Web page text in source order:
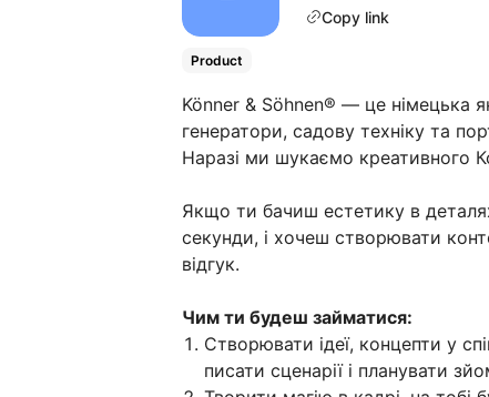
Copy link
Product
Könner & Söhnen® — це німецька
генератори, садову техніку та
Наразі ми шукаємо креативного
Якщо ти бачиш естетику в
секунди, і хочеш створювати
відгук.
Чим ти будеш займатися:
Створювати ідеї, концепти у
писати сценарії і планувати